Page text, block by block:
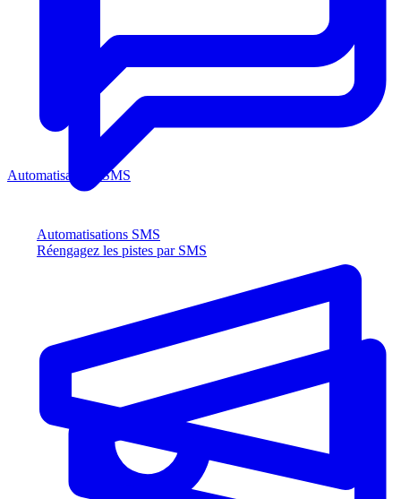
Automatisations SMS
Réengagez les pistes par SMS
Automatisations SMS